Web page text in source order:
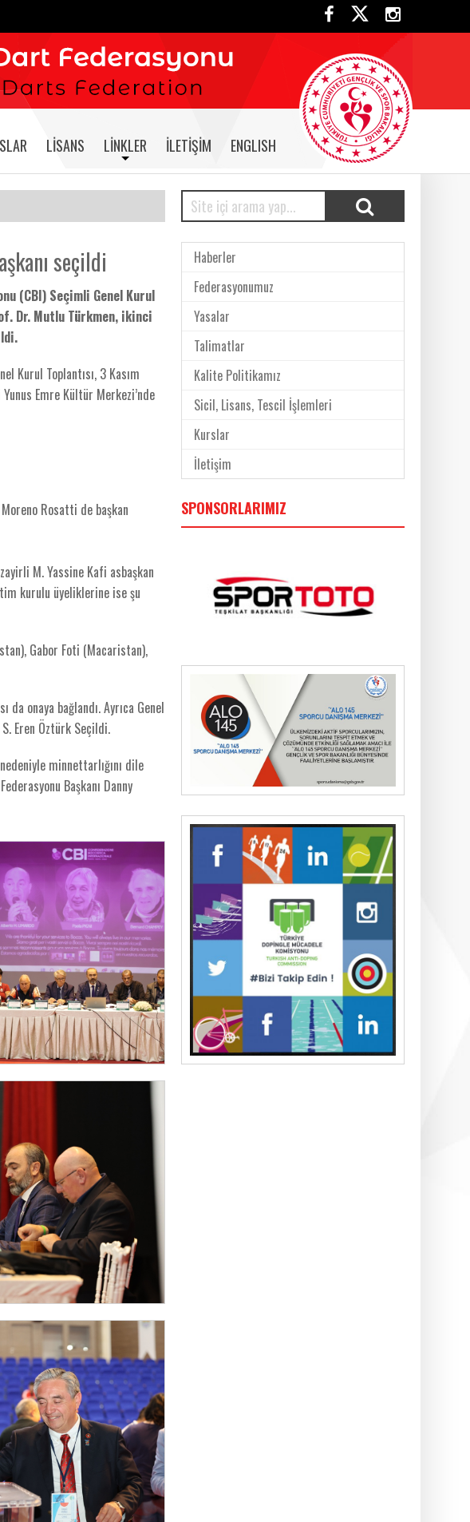
LISANS LINKLER İLETIŞIM ENGLISH
seçildi
(CBI) Seçimli Genel Kurul
Dr. Mutlu Türkmen, ikinci
Kurul Toplantısı, 3 Kasım
Emre Kültür Merkezi’nde
Rosatti de başkan
M. Yassine Kafi asbaşkan
kurulu üyeliklerine ise şu
Gabor Foti (Macaristan),
da onaya bağlandı. Ayrıca Genel
Eren Öztürk Seçildi.
minnettarlığını dile
Başkanı Danny
Haberler
Federasyonumuz
Yasalar
Talimatlar
Kalite Politikamız
Sicil, Lisans, Tescil İşlemleri
Kurslar
İletişim
SPONSORLARIMIZ